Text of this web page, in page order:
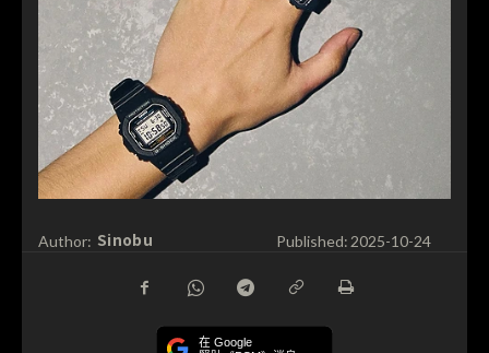
Author: Sinobu Published: 2025-10-24
在 Google